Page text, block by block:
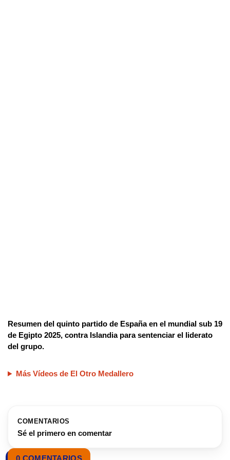
Resumen del quinto partido de España en el mundial sub 19
de Egipto 2025, contra Islandia para sentenciar el liderato
del grupo.
Más Vídeos de El Otro Medallero
COMENTARIOS
Sé el primero en comentar
0 COMENTARIOS